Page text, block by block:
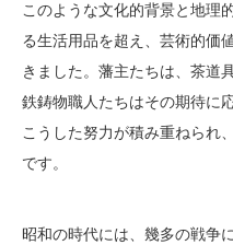
このような文化的背景と地理
る生活用品を超え、芸術的価
きました。藩主たちは、茶道
鉄鋳物職人たちはその期待に
こうした努力が積み重ねられ
です。
昭和の時代には、幾多の戦争